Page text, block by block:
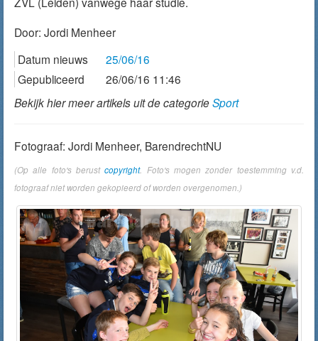
Door: Jordi Menheer
Datum nieuws
25/06/16
Gepubliceerd
26/06/16 11:46
Bekijk hier meer artikels uit de categorieSport
Fotograaf: Jordi Menheer, BarendrechtNU
(Op alle foto's berustcopyright. Foto's mogen zonder toestemming v.d.
fotograaf niet worden gekopieerd of worden overgenomen.)